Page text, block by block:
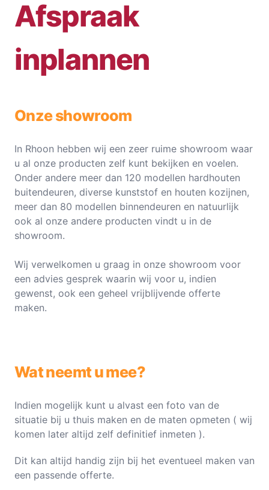
Afspraak
inplannen
Onze showroom
In Rhoon hebben wij een zeer ruime showroom waar
u al onze producten zelf kunt bekijken en voelen.
Onder andere meer dan 120 modellen hardhouten
buitendeuren, diverse kunststof en houten kozijnen,
meer dan 80 modellen binnendeuren en natuurlijk
ook al onze andere producten vindt u in de
showroom.
Wij verwelkomen u graag in onze showroom voor
een advies gesprek waarin wij voor u, indien
gewenst, ook een geheel vrijblijvende offerte
maken.
Wat neemt u mee?
Indien mogelijk kunt u alvast een foto van de
situatie bij u thuis maken en de maten opmeten ( wij
komen later altijd zelf definitief inmeten ).
Dit kan altijd handig zijn bij het eventueel maken van
een passende offerte.